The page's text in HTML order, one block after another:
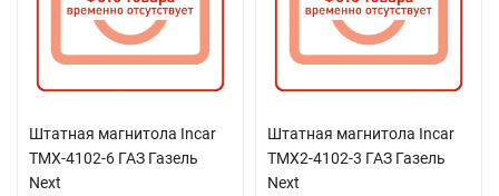
Штатная магнитола Incar
TMX-4102-6 ГАЗ Газель
Next
Штатная магнитола Incar
TMX2-4102-3 ГАЗ Газель
Next